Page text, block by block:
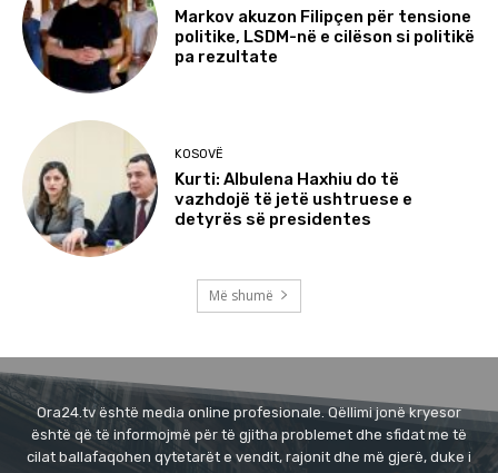
Markov akuzon Filipçen për tensione
politike, LSDM-në e cilëson si politikë
pa rezultate
KOSOVË
Kurti: Albulena Haxhiu do të
vazhdojë të jetë ushtruese e
detyrës së presidentes
Më shumë
Ora24.tv është media online profesionale. Qëllimi jonë kryesor
është që të informojmë për të gjitha problemet dhe sfidat me të
cilat ballafaqohen qytetarët e vendit, rajonit dhe më gjerë, duke i